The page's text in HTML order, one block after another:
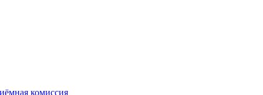
комиссия